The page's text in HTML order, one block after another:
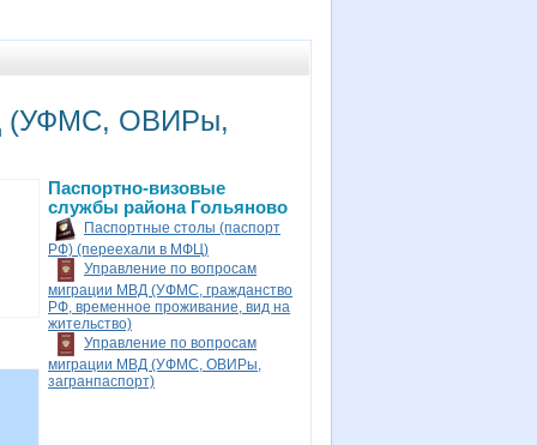
(УФМС, ОВИРы,
Паспортно-визовые
службы района Гольяново
Паспортные столы (паспорт
РФ) (переехали в МФЦ)
Управление по вопросам
миграции МВД (УФМС, гражданство
РФ, временное проживание, вид на
жительство)
Управление по вопросам
миграции МВД (УФМС, ОВИРы,
загранпаспорт)